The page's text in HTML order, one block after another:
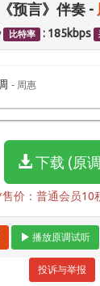
《预言》伴奏 -
比特率 : 185kbps
- 周惠
下载 (原
价：普通会员10
播放原调试听
投诉与举报